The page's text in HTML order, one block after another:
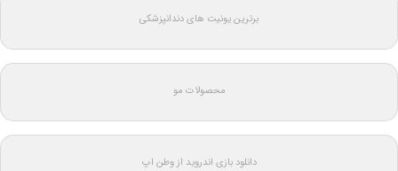
برترین یونیت های دندانپزشکی
محصولات مو
دانلود بازی اندروید از وطن اپ